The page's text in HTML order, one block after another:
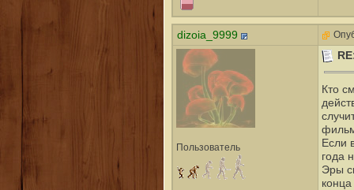
dizoia_9999
Пользователь
Кто
Если
года
Эры
конца